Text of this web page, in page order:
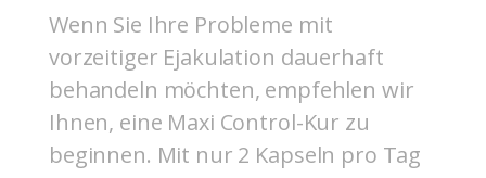
Wenn Sie Ihre Probleme mit
vorzeitiger Ejakulation dauerhaft
behandeln möchten, empfehlen wir
Ihnen, eine Maxi Control-Kur zu
beginnen. Mit nur 2 Kapseln pro Tag